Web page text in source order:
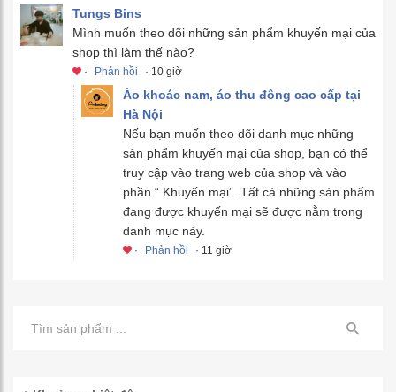
Tungs Bins
Mình muốn theo dõi những sản phẩm khuyến mại của
shop thì làm thế nào?
· Phản hồi · 10 giờ
Áo khoác nam, áo thu đông cao cấp tại
Hà Nội
Nếu bạn muốn theo dõi danh mục những
sản phẩm khuyến mại của shop, bạn có thể
truy cập vào trang web của shop và vào
phần “ Khuyến mại”. Tất cả những sản phẩm
đang được khuyến mại sẽ được nằm trong
danh mục này.
· Phản hồi · 11 giờ